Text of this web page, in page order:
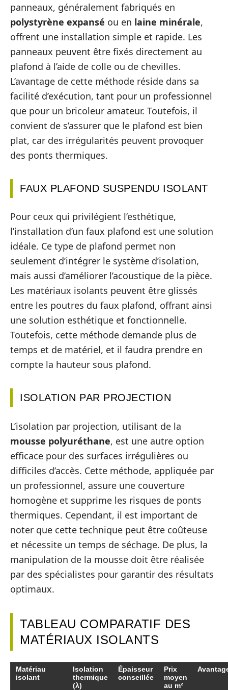
panneaux, généralement fabriqués en
polystyrène expansé ou en laine minérale,
offrent une installation simple et rapide. Les
panneaux peuvent être fixés directement au
plafond à l’aide de colle ou de chevilles.
L’avantage de cette méthode réside dans sa
facilité d’exécution, tant pour un professionnel
que pour un bricoleur amateur. Toutefois, il
convient de s’assurer que le plafond est bien
plat, car des irrégularités peuvent provoquer
des ponts thermiques.
FAUX PLAFOND SUSPENDU ISOLANT
Pour ceux qui privilégient l’esthétique,
l’installation d’un faux plafond est une solution
idéale. Ce type de plafond permet non
seulement d’intégrer le système d’isolation,
mais aussi d’améliorer l’acoustique de la pièce.
Les matériaux isolants peuvent être glissés
entre les poutres du faux plafond, offrant ainsi
une solution esthétique et fonctionnelle.
Toutefois, cette méthode demande plus de
temps et de matériel, et il faudra prendre en
compte la hauteur sous plafond.
ISOLATION PAR PROJECTION
L’isolation par projection, utilisant de la
mousse polyuréthane, est une autre option
efficace pour des surfaces irrégulières ou
difficiles d’accès. Cette méthode, appliquée par
un professionnel, assure une couverture
homogène et supprime les risques de ponts
thermiques. Cependant, il est important de
noter que cette technique peut être coûteuse
et nécessite un temps de séchage. De plus, la
manipulation de la mousse doit être réalisée
par des spécialistes pour garantir des résultats
optimaux.
TABLEAU COMPARATIF DES
MATÉRIAUX ISOLANTS
Matériau
isolant
Isolation
thermique
(λ)
Épaisseur
conseillée
Prix
moyen
au m²